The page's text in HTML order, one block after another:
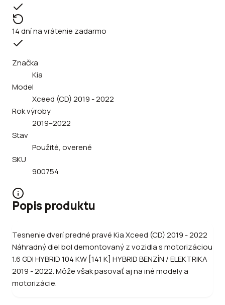
14 dní na vrátenie zadarmo
Značka
Kia
Model
Xceed (CD) 2019 - 2022
Rok výroby
2019–2022
Stav
Použité, overené
SKU
900754
Popis produktu
Tesnenie dverí predné pravé Kia Xceed (CD) 2019 - 2022
Náhradný diel bol demontovaný z vozidla s motorizáciou
1.6 GDI HYBRID 104 KW [141 K] HYBRID BENZÍN / ELEKTRIKA
2019 - 2022. Môže však pasovať aj na iné modely a
motorizácie.